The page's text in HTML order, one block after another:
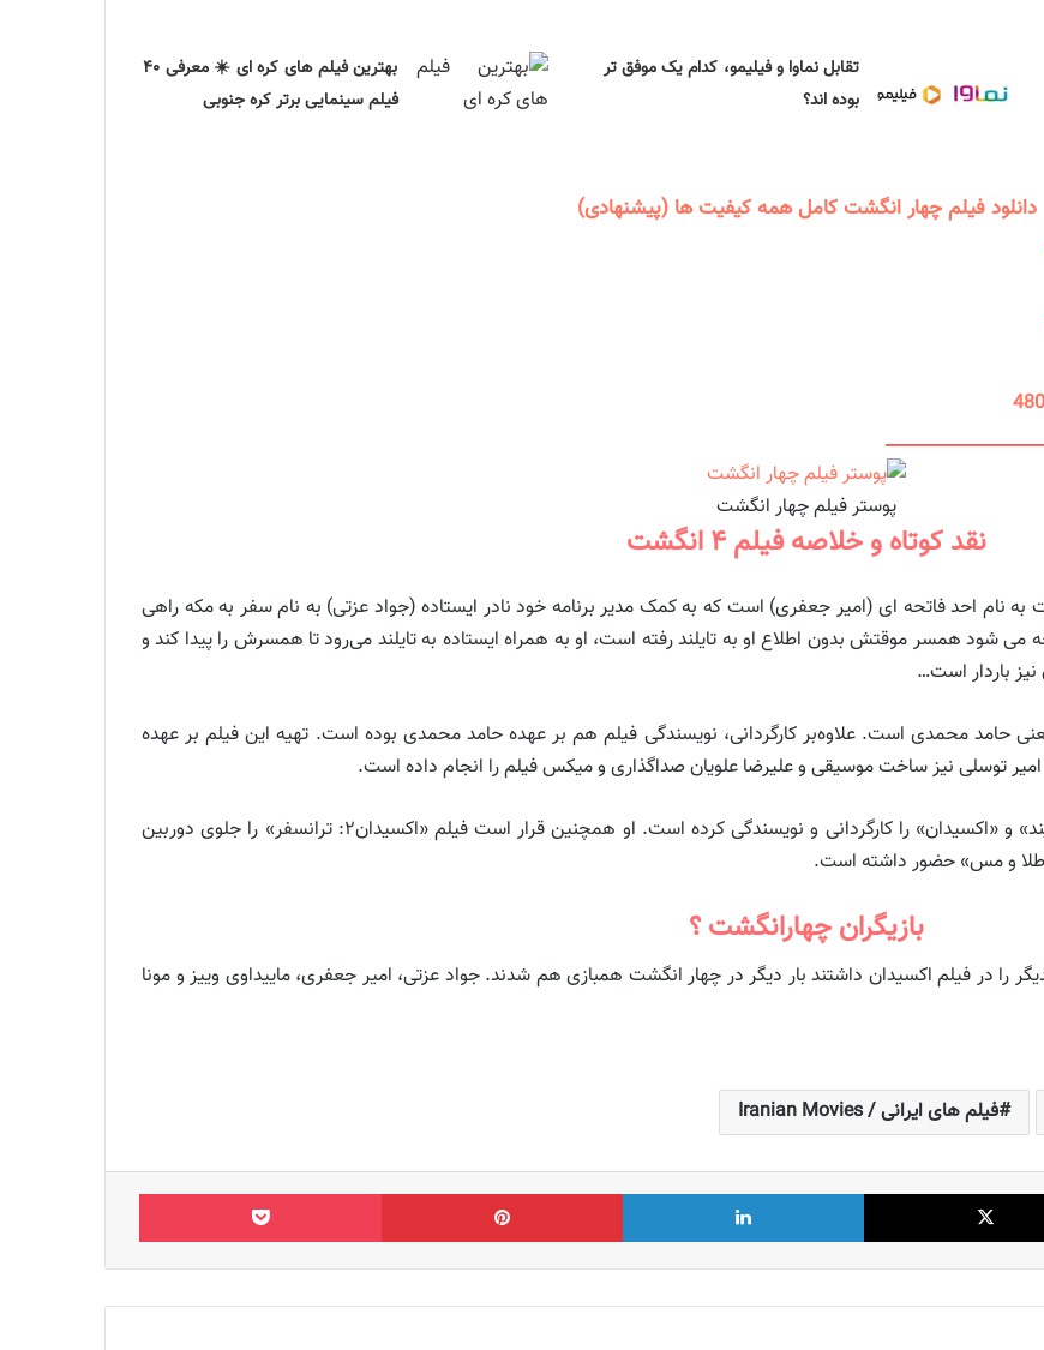
تقابل نماوا و فیلیمو، کدام یک موفق تر
بوده اند؟
بهترین فیلم های کره ای ☀️ معرفی ۴۰
فیلم سینمایی برتر کره جنوبی
دانلود فیلم چهار انگشت کامل همه کیفیت ها (پیشنهادی)
پوستر فیلم چهار انگشت
نقد کوتاه و خلاصه فیلم ۴ انگشت
نام احد فاتحه ای (امیر جعفری) است که به کمک مدیر برنامه خود نادر ایستاده (جواد عزتی) به نام سفر به مکه راهی
می شود همسر موقتش بدون اطلاع او به تایلند رفته است، او به همراه ایستاده به تایلند می‌رود تا همسرش را پیدا کند و
باردار است…
حامد محمدی است. علاوه‌بر کارگردانی، نویسندگی فیلم هم بر عهده حامد محمدی بوده است. تهیه این فیلم بر عهده
توسلی نیز ساخت موسیقی و علیرضا علویان صداگذاری و میکس فیلم را انجام داده است.
حامد محمدی پش از این فیلم‌های «فرشته‌ها با هم می‌آیند» و «اکسیدان» را کارگردانی و نویسندگی کرده است. او همچنین قرار است فیلم «اکسیدان۲: ترانسفر» را جلوی دوربین
و مس» حضور داشته است.
بازیگران چهارانگشت ؟
را در فیلم اکسیدان داشتند بار دیگر در چهار انگشت همبازی هم شدند. جواد عزتی، امیر جعفری، ماییداوی وییز و مونا
فیلم های ایرانی / Iranian Movies
X لینکدین ‫پین‌ترست پاکت